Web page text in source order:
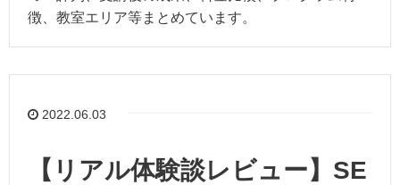
徴、教室エリア等まとめています。
2022.06.03
【リアル体験談レビュー】SE